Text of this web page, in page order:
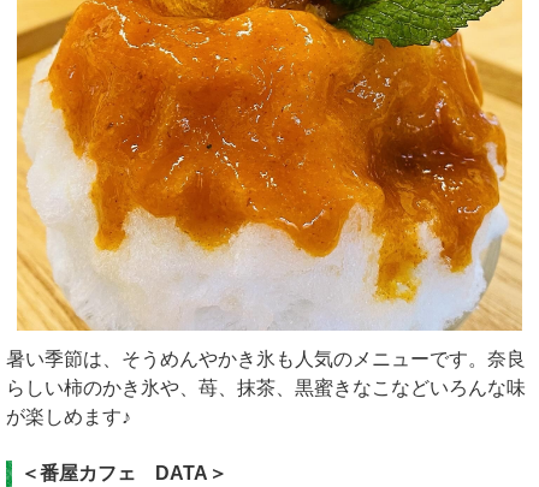
暑い季節は、そうめんやかき氷も人気のメニューです。奈良
らしい柿のかき氷や、苺、抹茶、黒蜜きなこなどいろんな味
が楽しめます♪
＜番屋カフェ DATA＞